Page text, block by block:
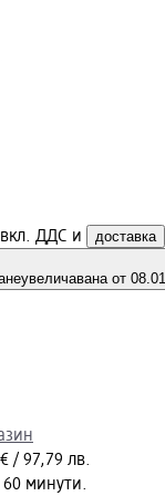
вкл. ДДС и доставка
неувеличавана от
/ 97,79 лв.
60 минути.